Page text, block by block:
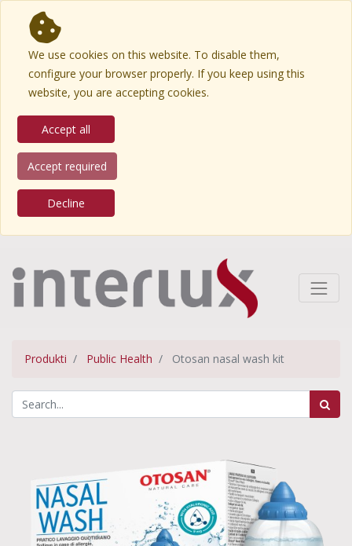
We use cookies on this website. To disable them,
configure your browser properly. If you keep using this
website, you are accepting cookies.
Accept all
Accept required
Decline
Produkti Public Health Otosan nasal wash kit